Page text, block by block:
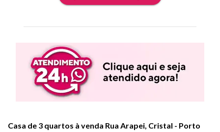
Casa de 3 quartos à venda Rua Arapei, Cristal - Porto